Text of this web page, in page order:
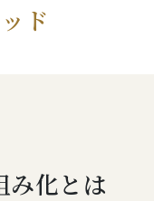
ド
み化とは